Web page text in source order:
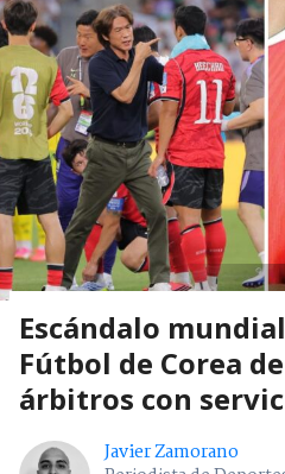
Escándalo
Fútbol de Corea
árbitros con
Javier Zamorano